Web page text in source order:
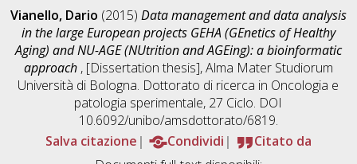
Vianello, Dario (2015) Data management and data analysis
in the large European projects GEHA (GEnetics of Healthy
Aging) and NU-AGE (NUtrition and AGEing): a bioinformatic
approach , [Dissertation thesis], Alma Mater Studiorum
Università di Bologna. Dottorato di ricerca in Oncologia e
patologia sperimentale, 27 Ciclo. DOI
10.6092/unibo/amsdottorato/6819.
Salva citazione
Condividi
Citato da